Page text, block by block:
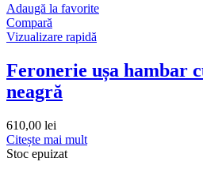
Adaugă la favorite
Compară
Vizualizare rapidă
Feronerie ușa hambar
neagră
610,00 lei
Citește mai mult
Stoc epuizat